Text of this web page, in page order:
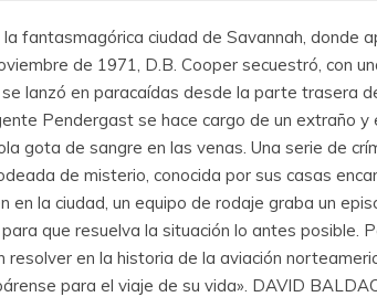
fantasmagórica ciudad de Savannah, donde
de 1971, D.B. Cooper secuestró, con
lanzó en paracaídas desde la parte trasera
Pendergast se hace cargo de un extraño y
gota de sangre en las venas. Una serie de
de misterio, conocida por sus casas
la ciudad, un equipo de rodaje graba un
que resuelva la situación lo antes posible.
en la historia de la aviación
para el viaje de su vida». DAVID